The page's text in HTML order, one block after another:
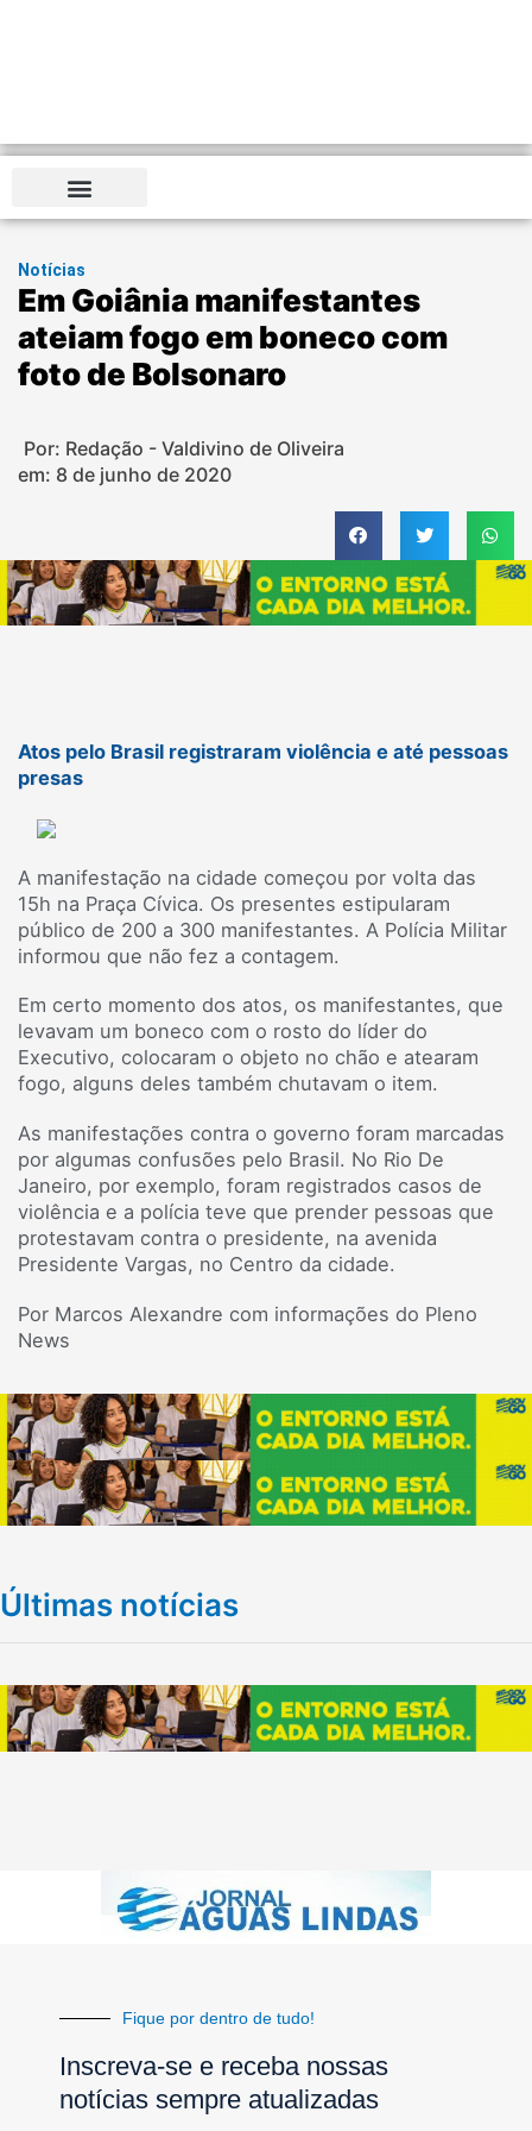
Notícias
Em Goiânia manifestantes
ateiam fogo em boneco com
foto de Bolsonaro
Por: Redação - Valdivino de Oliveira
em: 8 de junho de 2020
Atos pelo Brasil registraram violência e até pessoas
presas
A manifestação na cidade começou por volta das
15h na Praça Cívica. Os presentes estipularam
público de 200 a 300 manifestantes. A Polícia Militar
informou que não fez a contagem.
Em certo momento dos atos, os manifestantes, que
levavam um boneco com o rosto do líder do
Executivo, colocaram o objeto no chão e atearam
fogo, alguns deles também chutavam o item.
As manifestações contra o governo foram marcadas
por algumas confusões pelo Brasil. No Rio De
Janeiro, por exemplo, foram registrados casos de
violência e a polícia teve que prender pessoas que
protestavam contra o presidente, na avenida
Presidente Vargas, no Centro da cidade.
Por Marcos Alexandre com informações do Pleno
News
Últimas notícias
Fique por dentro de tudo!
Inscreva-se e receba nossas
notícias sempre atualizadas